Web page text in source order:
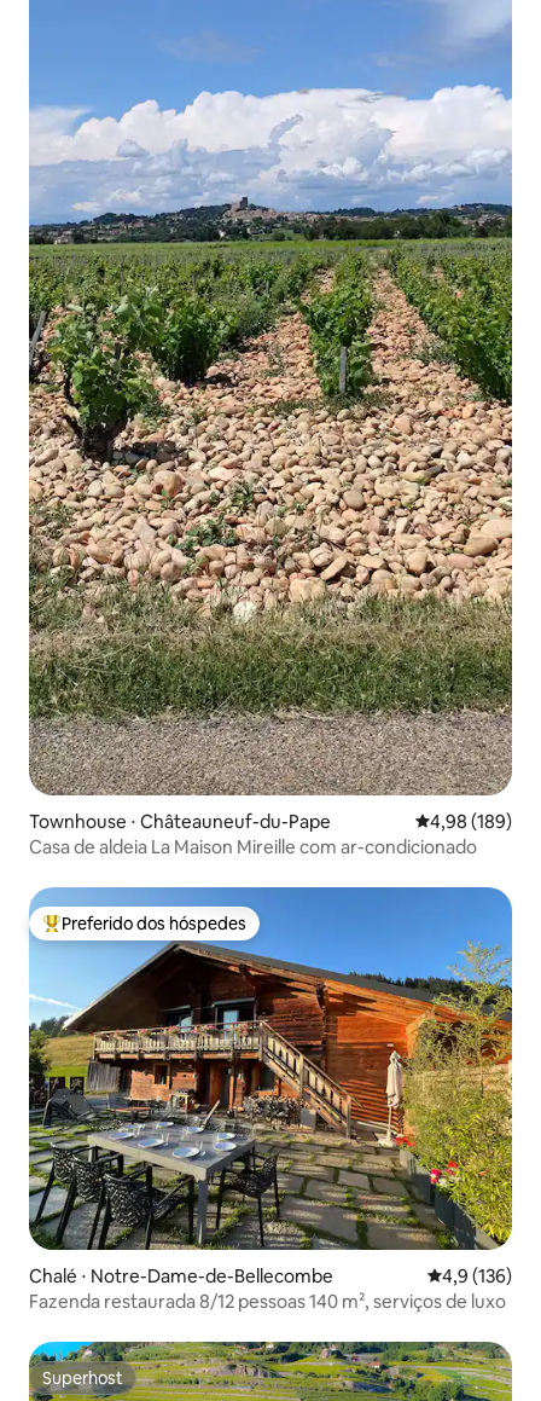
Townhouse ⋅ Châteauneuf-du-Pape 4,98 de uma
4,98 (189)
Casa de aldeia La Maison Mireille com ar-condicionado
Entre os melhores preferidos dos hóspedes
Preferido dos hóspedes
Chalé ⋅ Notre-Dame-de-Bellecombe 4,9 de uma
4,9 (136)
Fazenda restaurada 8/12 pessoas 140 m², serviços de luxo
Superhost
Superhost